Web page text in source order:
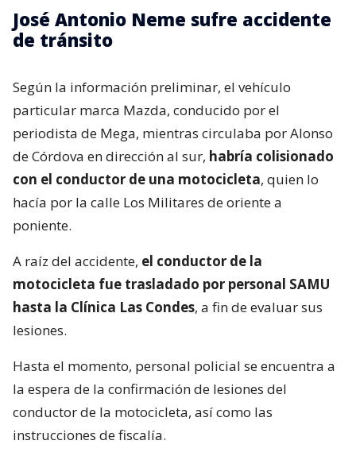
José Antonio Neme sufre accidente
de tránsito
Según la información preliminar, el vehículo
particular marca Mazda, conducido por el
periodista de Mega, mientras circulaba por Alonso
de Córdova en dirección al sur, habría colisionado
con el conductor de una motocicleta, quien lo
hacía por la calle Los Militares de oriente a
poniente.
A raíz del accidente, el conductor de la
motocicleta fue trasladado por personal SAMU
hasta la Clínica Las Condes, a fin de evaluar sus
lesiones.
Hasta el momento, personal policial se encuentra a
la espera de la confirmación de lesiones del
conductor de la motocicleta, así como las
instrucciones de fiscalía.